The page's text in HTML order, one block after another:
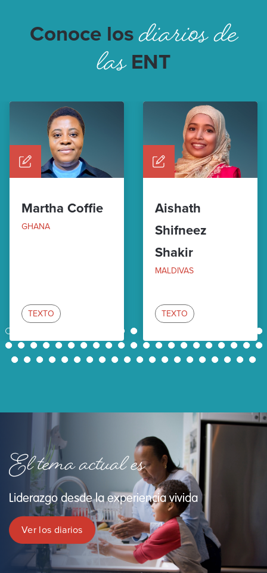
Conoce losdiarios de
lasENT
Martha Coffie
GHANA
TEXTO
Aishath
Shifneez
Shakir
MALDIVAS
TEXTO
1 10 11
21
22
23 24 25 26 27 28 29 30 31 32 33 34 35 36 37 38 39 40 41
42
43
44 45 46 47 48 49 50 51 52 53 54 55 56 57 58 59 60 61 62
El tema actual es
Liderazgo desde la experiencia vivida
Ver los diarios